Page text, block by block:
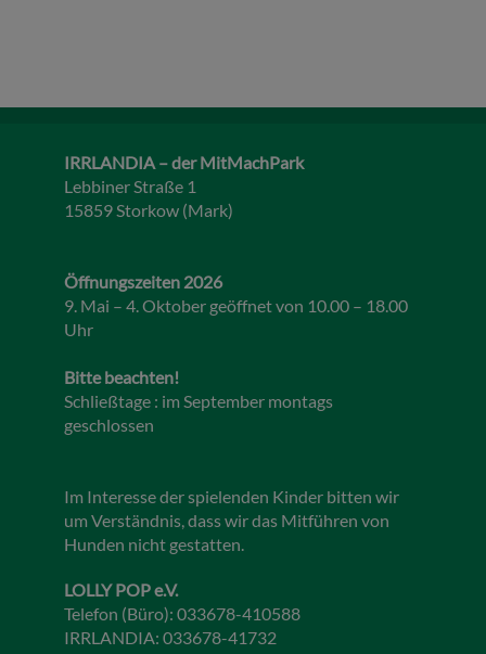
IRRLANDIA – der MitMachPark
Lebbiner Straße 1
15859 Storkow (Mark)
Öffnungszeiten 2026
9. Mai – 4. Oktober geöffnet von 10.00 – 18.00
Uhr
Bitte beachten!
Schließtage : im September montags
geschlossen
Im Interesse der spielenden Kinder bitten wir
um Verständnis, dass wir das Mitführen von
Hunden nicht gestatten.
LOLLY POP e.V.
Telefon (Büro): 033678-410588
IRRLANDIA: 033678-41732